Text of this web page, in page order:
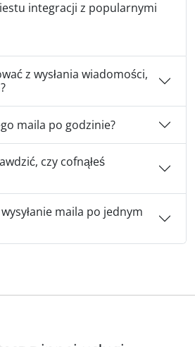
integracji z popularnymi
z wysłania wiadomości,
maila po godzinie?
czy cofnąłeś
maila po jednym